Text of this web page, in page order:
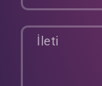
Seçin
İleti